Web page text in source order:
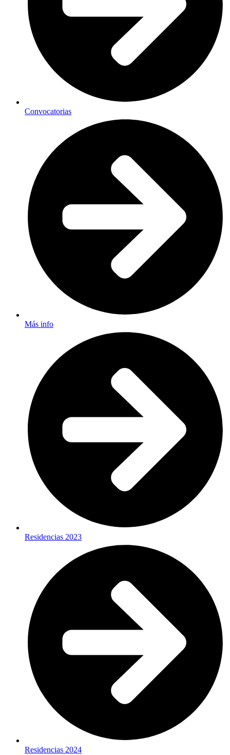
Convocatorias
Más info
Residencias 2023
Residencias 2024